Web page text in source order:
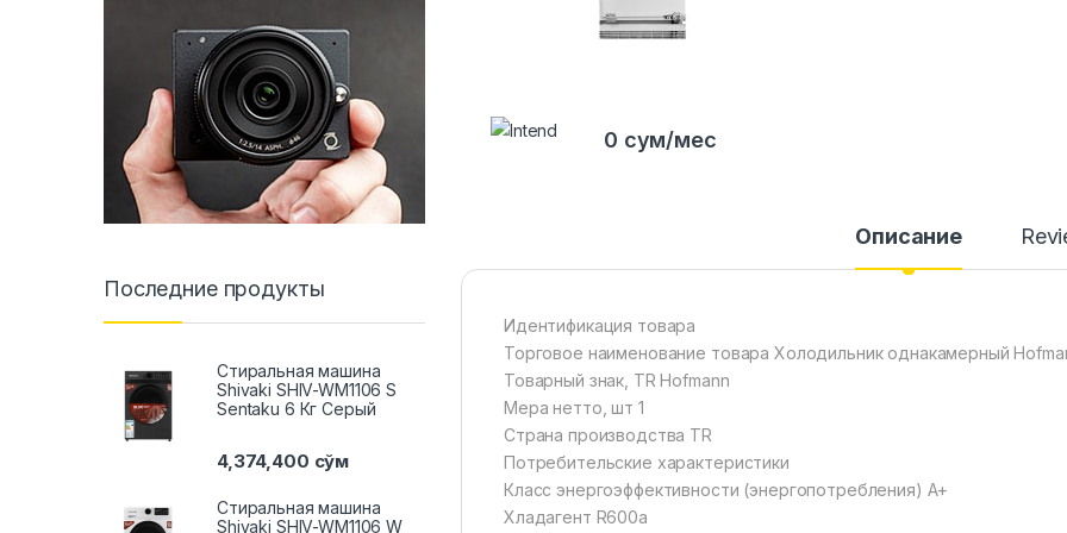
0 сум/мес
Описание
Идентификация товара
Торговое наименование товара Холодильник однакамерный
Товарный знак, TR Hofmann
Мера нетто, шт 1
Страна производства TR
Потребительские характеристики
Класс энергоэффективности (энергопотребления) А+
Хладагент R600a
Последние продукты
Стиральная машина
Shivaki SHIV-WM1106 S
Sentaku 6 Кг Серый
4,374,400 сўм
Стиральная машина
Shivaki SHIV-WM1106 W